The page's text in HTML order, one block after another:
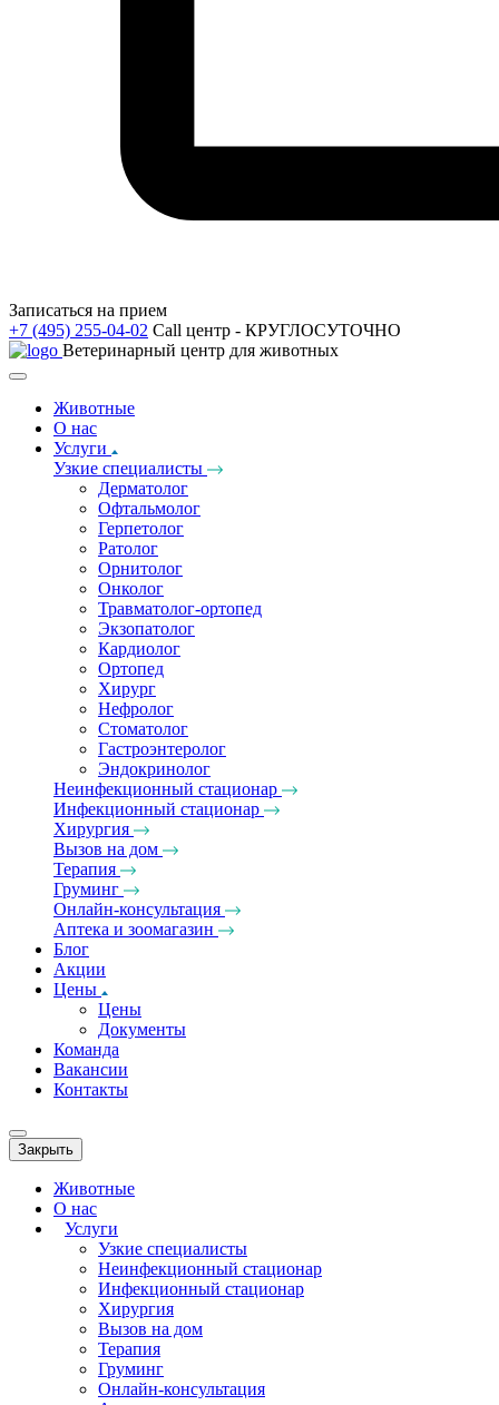
Записаться на прием
+7 (495) 255-04-02 Call центр - КРУГЛОСУТОЧНО
Ветеринарный центр для животных
Животные
О нас
Услуги
Узкие специалисты
Дерматолог
Офтальмолог
Герпетолог
Ратолог
Орнитолог
Онколог
Травматолог-ортопед
Экзопатолог
Кардиолог
Ортопед
Хирург
Нефролог
Стоматолог
Гастроэнтеролог
Эндокринолог
Неинфекционный стационар
Инфекционный стационар
Хирургия
Вызов на дом
Терапия
Груминг
Онлайн-консультация
Аптека и зоомагазин
Блог
Акции
Цены
Цены
Документы
Команда
Вакансии
Контакты
Закрыть
Животные
О нас
Услуги
Узкие специалисты
Неинфекционный стационар
Инфекционный стационар
Хирургия
Вызов на дом
Терапия
Груминг
Онлайн-консультация